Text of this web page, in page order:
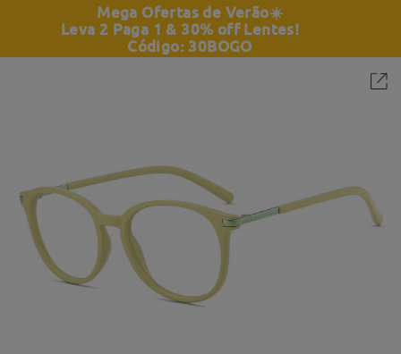
Mega Ofertas de Verão☀️
Leva 2 Paga 1 & 30% off Lentes!
Código: 30BOGO